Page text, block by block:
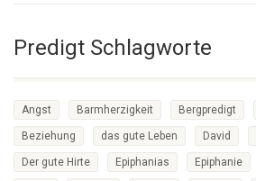
Predigt Schlagworte
Angst Barmherzigkeit Bergpredigt
Beziehung das gute Leben David
Der gute Hirte Epiphanias Epiphanie